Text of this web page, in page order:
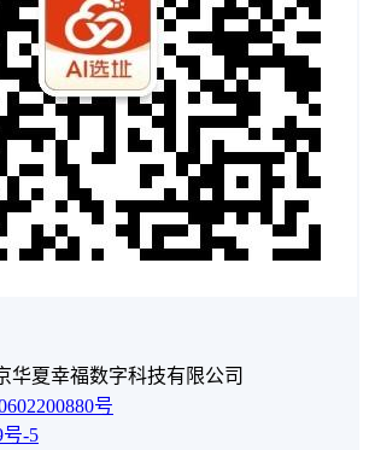
华夏幸福数字科技有限公司
号
号-5